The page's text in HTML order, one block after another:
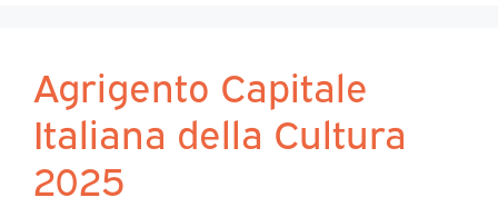
Agrigento Capitale
Italiana della Cultura
2025